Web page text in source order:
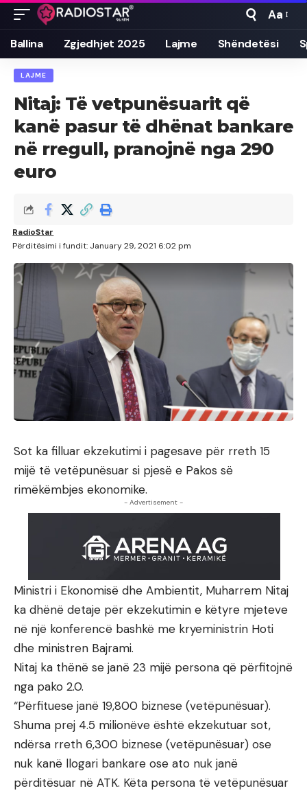
Font
Resizer
Aa
Ballina Zgjedhjet 2025 Lajme Shëndetësi
LAJME
Nitaj: Të vetpunësuarit që
kanë pasur të dhënat bankare
në rregull, pranojnë nga 290
euro
Përditësimi i fundit: January 29, 2021 6:02 pm
RadioStar
Sot ka filluar ekzekutimi i pagesave për rreth 15
mijë të vetëpunësuar si pjesë e Pakos së
rimëkëmbjes ekonomike.
- Advertisement -
Ministri i Ekonomisë dhe Ambientit, Muharrem Nitaj
ka dhënë detaje për ekzekutimin e këtyre mjeteve
në një konferencë bashkë me kryeministrin Hoti
dhe ministren Bajrami.
Nitaj ka thënë se janë 23 mijë persona që përfitojnë
nga pako 2.0.
“Përfituese janë 19,800 biznese (vetëpunësuar).
Shuma prej 4.5 milionëve është ekzekutuar sot,
ndërsa rreth 6,300 biznese (vetëpunësuar) ose
nuk kanë llogari bankare ose ato nuk janë
përditësuar në ATK. Këta persona të vetëpunësuar